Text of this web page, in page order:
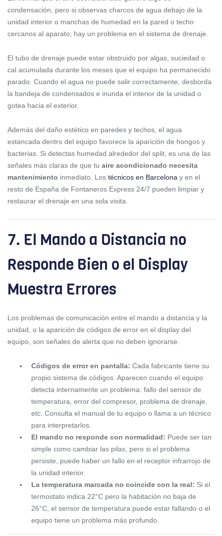
condensación, pero si observas charcos de agua debajo de la
unidad interior o manchas de humedad en la pared o techo
cercanos al aparato, hay un problema en el sistema de drenaje.
El tubo de drenaje puede estar obstruido por algas, suciedad o
cal acumulada durante los meses que el equipo ha permanecido
parado. Cuando el agua no puede salir correctamente, desborda
la bandeja de condensados e inunda el interior de la unidad o
gotea hacia el exterior.
Además del daño estético en paredes y techos, el agua
estancada dentro del equipo favorece la aparición de hongos y
bacterias. Si detectas humedad alrededor del split, es una de las
señales más claras de que tu aire acondicionado necesita
mantenimiento inmediato. Los técnicos en Barcelona y en el
resto de España de Fontaneros Express 24/7 pueden limpiar y
restaurar el drenaje en una sola visita.
7. El Mando a Distancia no
Responde Bien o el Display
Muestra Errores
Los problemas de comunicación entre el mando a distancia y la
unidad, o la aparición de códigos de error en el display del
equipo, son señales de alerta que no deben ignorarse.
Códigos de error en pantalla: Cada fabricante tiene su
propio sistema de códigos. Aparecen cuando el equipo
detecta internamente un problema: fallo del sensor de
temperatura, error del compresor, problema de drenaje,
etc. Consulta el manual de tu equipo o llama a un técnico
para interpretarlos.
El mando no responde con normalidad: Puede ser tan
simple como cambiar las pilas, pero si el problema
persiste, puede haber un fallo en el receptor infrarrojo de
la unidad interior.
La temperatura marcada no coincide con la real: Si el
termostato indica 22°C pero la habitación no baja de
26°C, el sensor de temperatura puede estar fallando o el
equipo tiene un problema más profundo.